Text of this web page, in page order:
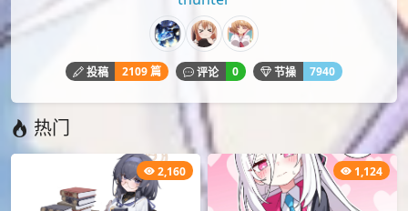
您必须登录才能评论！
Lv.4